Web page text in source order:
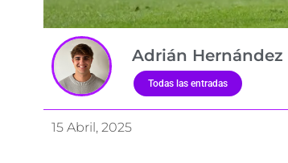
Adrián Hernández
Todas las entradas
15 Abril, 2025